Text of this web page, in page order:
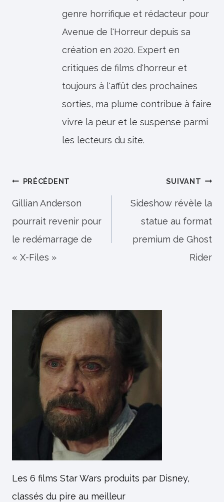
genre horrifique et rédacteur pour
Avenue de l'Horreur depuis sa
création en 2020. Expert en
critiques de films d'horreur et
toujours à l'affût des prochaines
sorties, ma plume contribue à faire
vivre la peur et le suspense parmi
les lecteurs du site.
Navigation
de
l’article
PRÉCÉDENT
Gillian Anderson
pourrait revenir pour
le redémarrage de
« X-Files »
SUIVANT
Sideshow révèle la
statue au format
premium de Ghost
Rider
Les 6 films Star Wars produits par Disney,
classés du pire au meilleur